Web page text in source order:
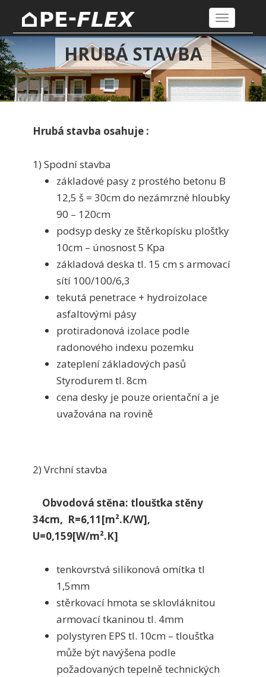
Toggle
navigation
HRUBÁ STAVBA
Hrubá stavba osahuje :
1) Spodní stavba
základové pasy z prostého betonu B
12,5 š = 30cm do nezámrzné hloubky
90 – 120cm
podsyp desky ze štěrkopísku plošťky
10cm – únosnost 5 Kpa
základová deska tl. 15 cm s armovací
sítí 100/100/6,3
tekutá penetrace + hydroizolace
asfaltovými pásy
protiradonová izolace podle
radonového indexu pozemku
zateplení základových pasů
Styrodurem tl. 8cm
cena desky je pouze orientační a je
uvažována na rovině
2) Vrchní stavba
Obvodová stěna: tloušťka stěny
34cm, R=6,11[m².K/W],
U=0,159[W/m².K]
tenkovrstvá silikonová omítka tl
1,5mm
stěrkovací hmota se sklovláknitou
armovací tkaninou tl. 4mm
polystyren EPS tl. 10cm – tloušťka
může být navýšena podle
požadovaných tepelně technických